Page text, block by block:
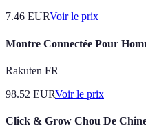
7.46 EURVoir le prix
Montre Connectée Pour
Rakuten FR
98.52 EURVoir le prix
Click & Grow Chou De